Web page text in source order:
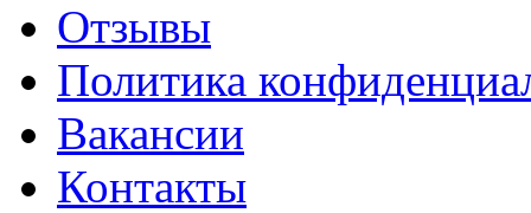
Отзывы
Политика
Вакансии
Контакты